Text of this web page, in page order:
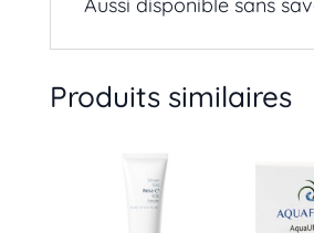
Aussi disponible sans
Produits similaires